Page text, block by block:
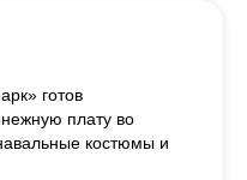
готов
плату во
костюмы и